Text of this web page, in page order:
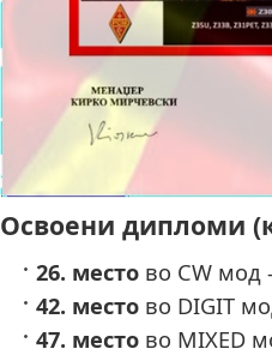
Освоени дипломи
26. местово CW мод
42. местово DIGIT
47. местово MIXED